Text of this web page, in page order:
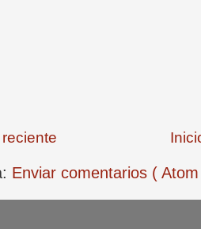
Enviar comentarios (